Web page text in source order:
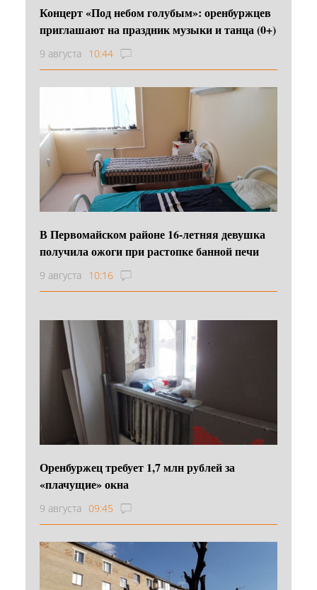
Концерт «Под небом голубым»: оренбуржцев
приглашают на праздник музыки и танца (0+)
9 августа 10:44
В Первомайском районе 16‑летняя девушка
получила ожоги при растопке банной печи
9 августа 10:16
Оренбуржец требует 1,7 млн рублей за
«плачущие» окна
9 августа 09:45